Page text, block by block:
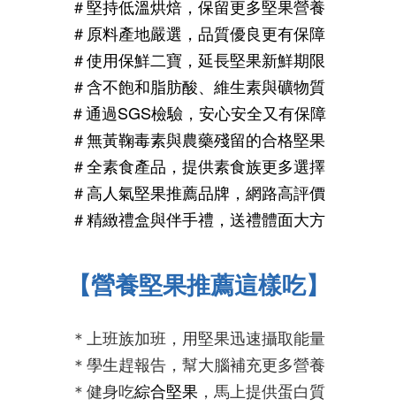
＃堅持低溫烘焙，保留更多堅果營養
＃原料產地嚴選，品質優良更有保障
＃使用保鮮二寶，延長堅果新鮮期限
＃含不飽和脂肪酸、維生素與礦物質
＃通過SGS檢驗，安心安全又有保障
＃無黃鞠毒素與農藥殘留的合格堅果
＃全素食產品，提供素食族更多選擇
＃高人氣堅果推薦品牌，網路高評價
＃精緻禮盒與伴手禮 ，送禮體面大方
【營養堅果推薦這樣吃】
＊上班族加班，用堅果迅速攝取能量
＊學生趕報告，幫大腦補充更多營養
＊健身吃綜合堅果 ，馬上提供蛋白質